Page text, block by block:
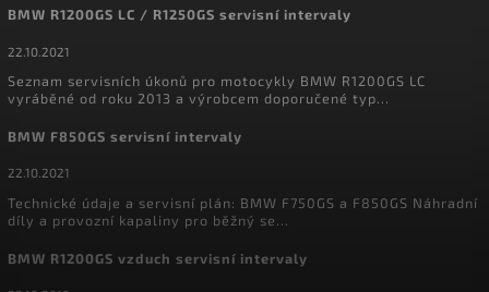
BMW R1200GS LC / R1250GS servisní intervaly
22.10.2021
Seznam servisních úkonů pro motocykly BMW R1200GS LC
vyráběné od roku 2013 a výrobcem doporučené typ...
BMW F850GS servisní intervaly
22.10.2021
Technické údaje a servisní plán: BMW F750GS a F850GS Náhradní
díly a provozní kapaliny pro běžný se...
BMW R1200GS vzduch servisní intervaly